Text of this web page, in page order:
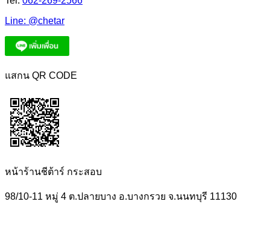
Line: @chetar
แสกน QR CODE
หน้าร้านชีต้าร์ กระสอบ
98/10-11 หมู่ 4 ต.ปลายบาง อ.บางกรวย จ.นนทบุรี 11130